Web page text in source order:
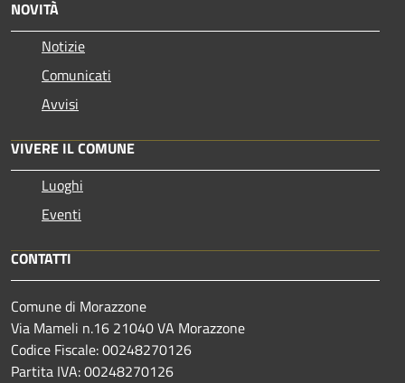
NOVITÀ
Notizie
Comunicati
Avvisi
VIVERE IL COMUNE
Luoghi
Eventi
CONTATTI
Comune di Morazzone
Via Mameli n.16 21040 VA Morazzone
Codice Fiscale: 00248270126
Partita IVA: 00248270126